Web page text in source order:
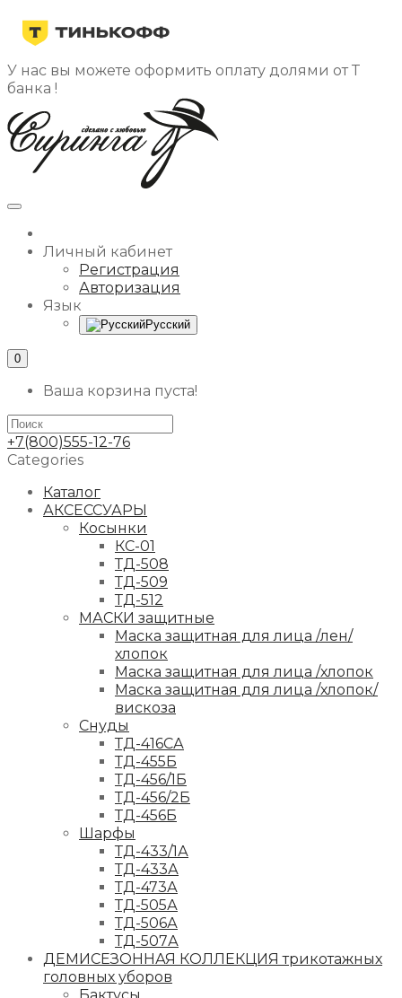
У нас вы можете оформить оплату долями от Т
банка !
Личный кабинет
Регистрация
Авторизация
Язык
Русский
0
Ваша корзина пуста!
+7(800)555-12-76
Categories
Каталог
АКСЕССУАРЫ
Косынки
КС-01
ТД-508
ТД-509
ТД-512
МАСКИ защитные
Маска защитная для лица /лен/
хлопок
Маска защитная для лица /хлопок
Маска защитная для лица /хлопок/
вискоза
Снуды
ТД-416СА
ТД-455Б
ТД-456/1Б
ТД-456/2Б
ТД-456Б
Шарфы
ТД-433/1А
ТД-433А
ТД-473А
ТД-505А
ТД-506А
ТД-507А
ДЕМИСЕЗОННАЯ КОЛЛЕКЦИЯ трикотажных
головных уборов